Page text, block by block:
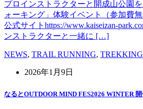
プロインストラクターと開成山公園
ォーキング」体験イベント（参加費無
公式サイトhttps://www.kaiseizan-
ンストラクターと一緒に […]
NEWS, TRAIL RUNNING, TREKKING
2026年1月9日
なるとOUTDOOR MIND FES2026 WINTER 開